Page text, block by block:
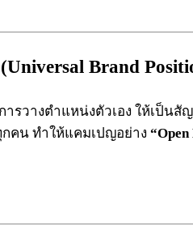
Brand
ารวางตำแหน่งตัวเอง ให้เป็นสั
คน ทำให้แคมเปญอย่าง “Open